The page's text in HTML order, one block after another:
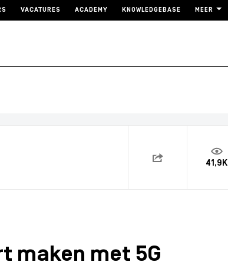
VACATURES ACADEMY KNOWLEDGEBASE MEER
41,9K
maken met 5G